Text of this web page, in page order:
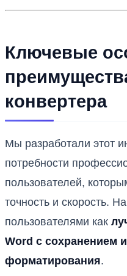
Ключевые
конвертера
Мы разработали этот
потребности
пользователей,
точность и скорость.
пользователями как
Word с сохранением
форматирования.